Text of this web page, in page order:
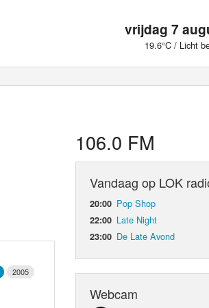
vrijdag 7
19.6°C / Licht
2005
106.0 FM
Vandaag op LOK
20:00 Pop Shop
22:00 Late Night
23:00 De Late Avond
Webcam